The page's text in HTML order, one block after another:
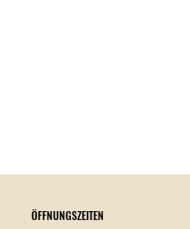
ÖFFNUNGSZEITEN